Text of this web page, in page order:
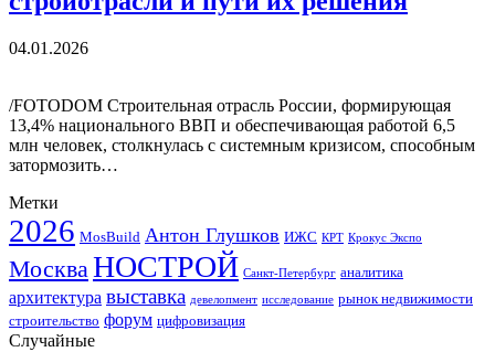
04.01.2026
/FOTODOM Строительная отрасль России, формирующая
13,4% национального ВВП и обеспечивающая работой 6,5
млн человек, столкнулась с системным кризисом, способным
затормозить…
Метки
2026 MosBuild Антон Глушков ИЖС КРТ Крокус Экспо
МоскваНОСТРОЙ Санкт-Петербург аналитика
архитектура выставка девелопмент исследование рынок недвижимости
строительство форум цифровизация
Случайные